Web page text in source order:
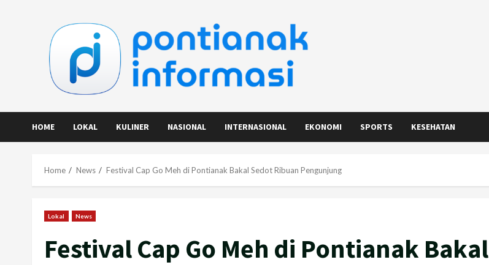
HOME LOKAL KULINER NASIONAL INTERNASIONAL EKONOMI SPORTS KESEHATAN
Home News Festival Cap Go Meh di Pontianak Bakal Sedot Ribuan Pengunjung
Lokal News
Festival Cap Go Meh di Pontianak Bakal